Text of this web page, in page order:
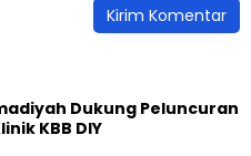
Dukung Peluncuran
KBB DIY